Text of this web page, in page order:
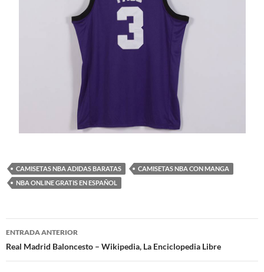
CAMISETAS NBA ADIDAS BARATAS
CAMISETAS NBA CON MANGA
NBA ONLINE GRATIS EN ESPAÑOL
Navegación
de
ENTRADA ANTERIOR
Real Madrid Baloncesto – Wikipedia, La Enciclopedia Libre